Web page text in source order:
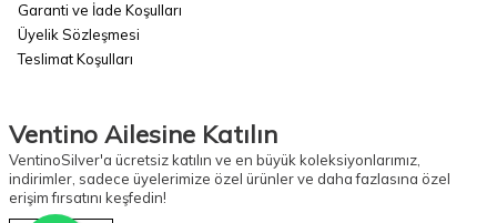
Garanti ve İade Koşulları
Üyelik Sözleşmesi
Teslimat Koşulları
Ventino Ailesine Katılın
VentinoSilver'a ücretsiz katılın ve en büyük koleksiyonlarımız,
indirimler, sadece üyelerimize özel ürünler ve daha fazlasına özel
erişim fırsatını keşfedin!